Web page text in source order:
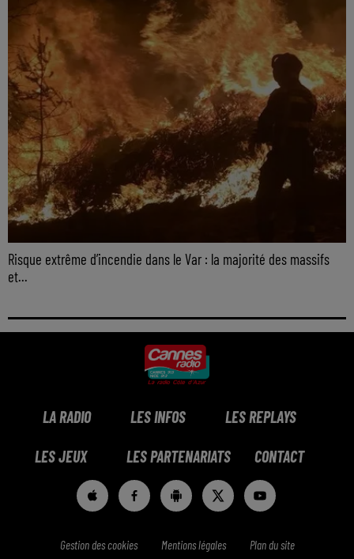
Risque extrême d’incendie dans le Var : la majorité des massifs
et...
LA RADIO LES INFOS LES REPLAYS
LES JEUX LES PARTENARIATS CONTACT
Gestion des cookies Mentions légales Plan du site